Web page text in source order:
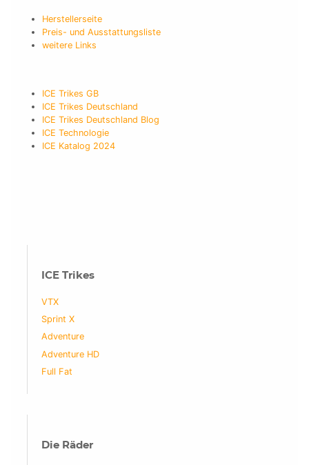
Herstellerseite
Preis- und Ausstattungsliste
weitere Links
ICE Trikes GB
ICE Trikes Deutschland
ICE Trikes Deutschland Blog
ICE Technologie
ICE Katalog 2024
ICE Trikes
VTX
Sprint X
Adventure
Adventure HD
Full Fat
Die Räder